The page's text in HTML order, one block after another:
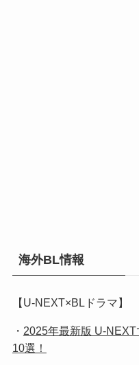
海外BL情報
【U-NEXT×BLドラマ】
・ 2025年最新版 U-
10選！